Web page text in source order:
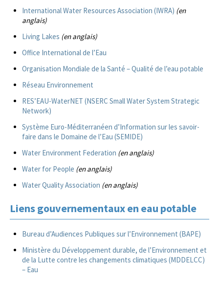
International Water Resources Association (IWRA) (en
anglais)
Living Lakes (en anglais)
Office International de l’Eau
Organisation Mondiale de la Santé – Qualité de l’eau potable
Réseau Environnement
RES’EAU-WaterNET (NSERC Small Water System Strategic
Network)
Système Euro-Méditerranéen d’Information sur les savoir-
faire dans le Domaine de l’Eau (SEMIDE)
Water Environment Federation (en anglais)
Water for People (en anglais)
Water Quality Association (en anglais)
Liens gouvernementaux en eau potable
Bureau d’Audiences Publiques sur l’Environnement (BAPE)
Ministère du Développement durable, de l’Environnement et
de la Lutte contre les changements climatiques (MDDELCC)
– Eau